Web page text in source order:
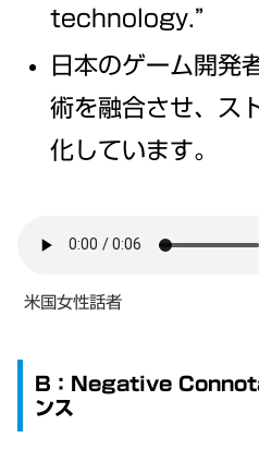
technology.”
日本のゲーム開発
術を融合させ、ス
化しています。
米国女性話者
B：Negative
ンス